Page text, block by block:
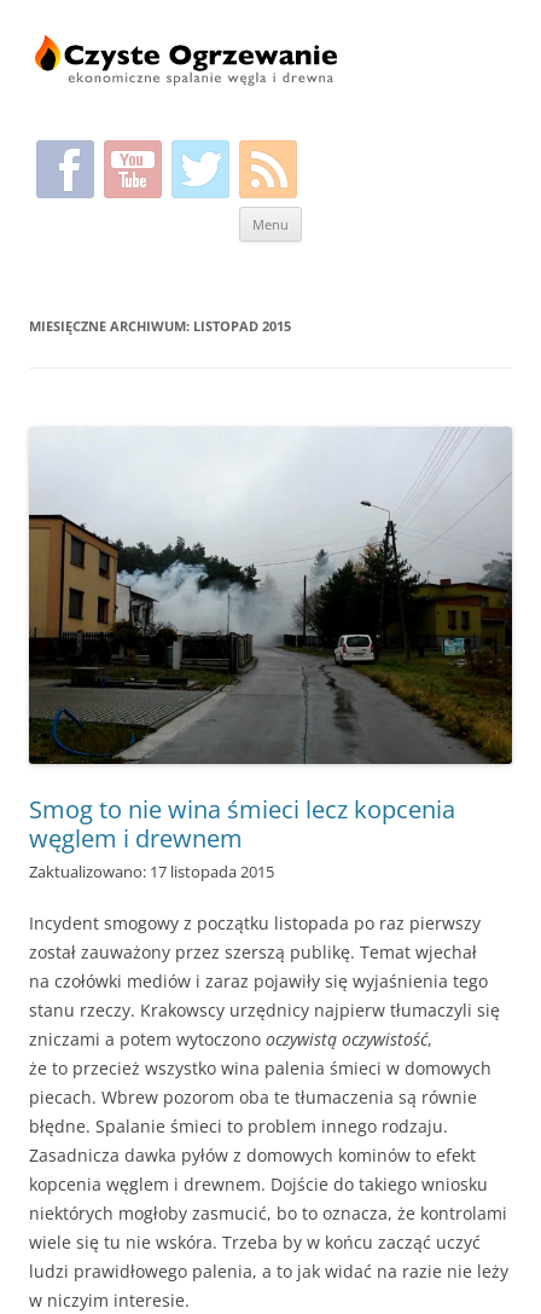
Menu
MIESIĘCZNE ARCHIWUM: LISTOPAD 2015
Smog to nie wina śmieci lecz kopcenia
węglem i drewnem
Zaktualizowano: 17 listopada 2015
Incydent smogowy z początku listopada po raz pierwszy
został zauważony przez szerszą publikę. Temat wjechał
na czołówki mediów i zaraz pojawiły się wyjaśnienia tego
stanu rzeczy. Krakowscy urzędnicy najpierw tłumaczyli się
zniczami a potem wytoczono oczywistą oczywistość,
że to przecież wszystko wina palenia śmieci w domowych
piecach. Wbrew pozorom oba te tłumaczenia są równie
błędne. Spalanie śmieci to problem innego rodzaju.
Zasadnicza dawka pyłów z domowych kominów to efekt
kopcenia węglem i drewnem. Dojście do takiego wniosku
niektórych mogłoby zasmucić, bo to oznacza, że kontrolami
wiele się tu nie wskóra. Trzeba by w końcu zacząć uczyć
ludzi prawidłowego palenia, a to jak widać na razie nie leży
w niczyim interesie.